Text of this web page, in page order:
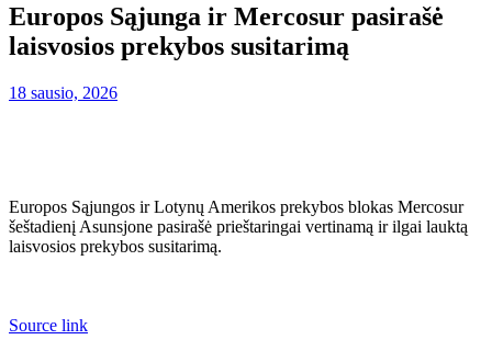
Europos Sąjunga ir Mercosur pasirašė
laisvosios prekybos susitarimą
18 sausio, 2026
Europos Sąjungos ir Lotynų Amerikos prekybos blokas Mercosur
šeštadienį Asunsjone pasirašė prieštaringai vertinamą ir ilgai lauktą
laisvosios prekybos susitarimą.
Source link